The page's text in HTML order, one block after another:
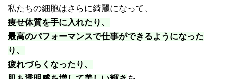
私たちの細胞はさらに綺麗になって、
痩せ体質を手に入れたり、
最高のパフォーマンスで仕事ができるようになった
り、
疲れづらくなったり、